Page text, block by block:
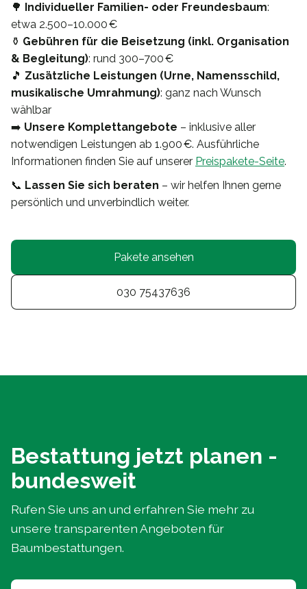
🌳 Individueller Familien- oder Freundesbaum:
etwa 2.500–10.000 €
⚱️ Gebühren für die Beisetzung (inkl. Organisation
& Begleitung): rund 300–700 €
🎵 Zusätzliche Leistungen (Urne, Namensschild,
musikalische Umrahmung): ganz nach Wunsch
wählbar
➡️ Unsere Komplettangebote – inklusive aller
notwendigen Leistungen ab 1.900 €. Ausführliche
Informationen finden Sie auf unserer Preispakete-Seite.
📞 Lassen Sie sich beraten – wir helfen Ihnen gerne
persönlich und unverbindlich weiter.
Pakete ansehen
030 75437636
Bestattung jetzt planen -
bundesweit
Rufen Sie uns an und erfahren Sie mehr zu
unsere transparenten Angeboten für
Baumbestattungen.